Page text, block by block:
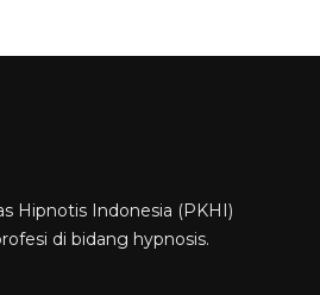
Hipnotis Indonesia (PKHI)
di bidang hypnosis.